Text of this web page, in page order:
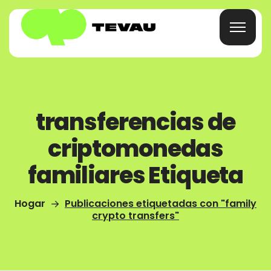
Tarjeta
Billetera
Finanzas
transferencias de
criptomonedas
familiares Etiqueta
Hogar
Publicaciones etiquetadas con "family
crypto transfers"